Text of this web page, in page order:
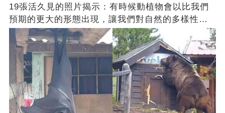
19張活久見的照片揭示：有時候動植物會以比我們
預期的更大的形態出現，讓我們對自然的多樣性感
到驚嘆